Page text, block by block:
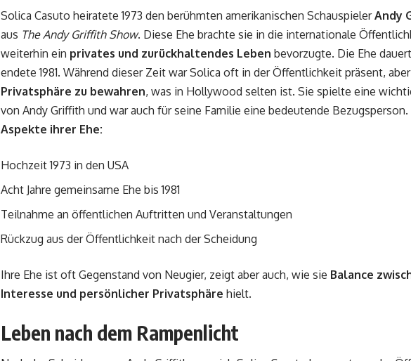
Solica Casuto heiratete 1973 den berühmten amerikanischen SchauspielerAndy
aus The Andy Griffith Show. Diese Ehe brachte sie in die internationale
weiterhin ein privates und zurückhaltendes Leben bevorzugte. Die Ehe
endete 1981. Während dieser Zeit war Solica oft in der Öffentlichkeit präsent,
Privatsphäre zu bewahren, was in Hollywood selten ist. Sie spielte eine
von Andy Griffith und war auch für seine Familie eine bedeutende Bezugsperson.
Aspekte ihrer Ehe:
Hochzeit 1973 in den USA
Acht Jahre gemeinsame Ehe bis 1981
Teilnahme an öffentlichen Auftritten und Veranstaltungen
Rückzug aus der Öffentlichkeit nach der Scheidung
Ihre Ehe ist oft Gegenstand von Neugier, zeigt aber auch, wie sie Balance
Interesse und persönlicher Privatsphäre hielt.
Leben nach dem Rampenlicht